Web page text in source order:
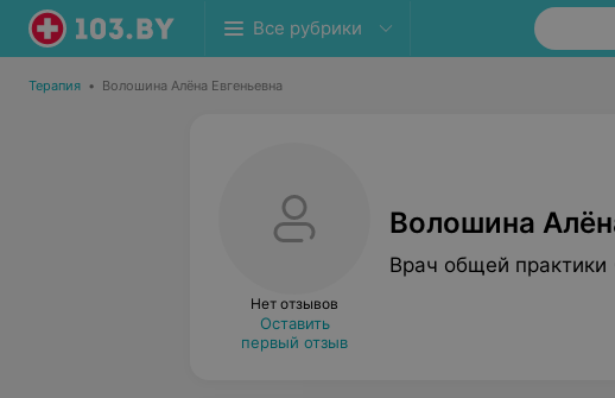
Все рубрики
Терапия • Волошина Алёна Евгеньевна
Нет отзывов
Оставить
первый отзыв
Волошина
Врач общей